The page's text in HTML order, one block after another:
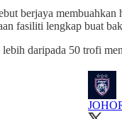
berjaya
fasiliti lengkap buat
daripada 50 trofi